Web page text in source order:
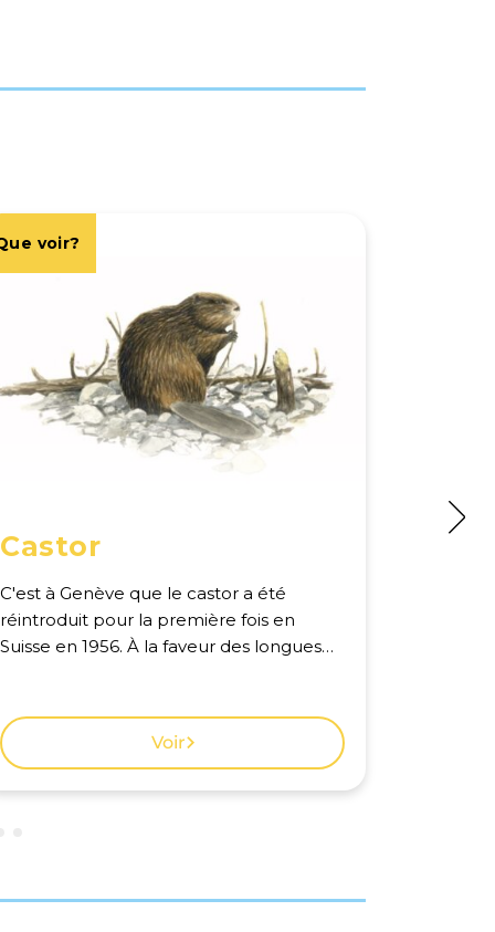
voir?
Castor
C'est à Genève que le castor a été
réintroduit pour la première fois en
Suisse en 1956. À la faveur des longues
rongeur nageant silencieusement le
long des rives. Voir la carte des
Voir